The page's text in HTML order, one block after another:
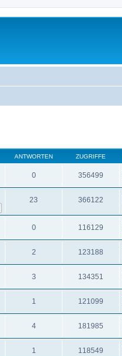
ANTWORTEN ZUGRIFFE
0 356499
23 366122
0 116129
2 123188
3 134351
1 121099
4 181985
1 118549